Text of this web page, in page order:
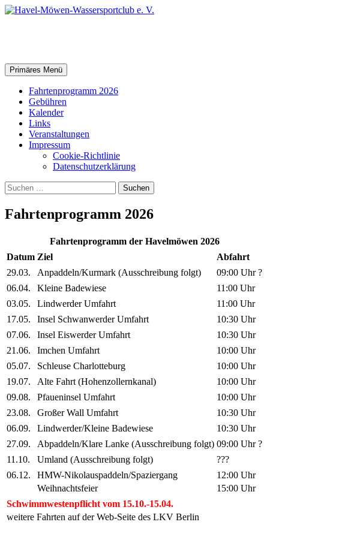
Zum
Suchen
Primäres Menü
Fahrtenprogramm 2026
Gebühren
Kalender
Links
Veranstaltungen
Impressum
Cookie-Richtlinie
Datenschutz­erklärung
Suchen
nach:
Fahrtenprogramm 2026
Fahrtenprogramm der Havelmöwen 2026
Datum Ziel
Abfahrt
29.03.
Anpaddeln/Kurmark (Ausschreibung folgt)
09:00 Uhr ?
06.04.
Kleine Badewiese
11:00 Uhr
03.05.
Lindwerder Umfahrt
11:00 Uhr
17.05.
Insel Schwanwerder Umfahrt
10:30 Uhr
07.06.
Insel Eiswerder Umfahrt
10:30 Uhr
21.06.
Imchen Umfahrt
10:00 Uhr
05.07.
Schleuse Charlotteburg
10:00 Uhr
19.07.
Alte Fahrt (Hohenzollernkanal)
10:00 Uhr
09.08.
Pfaueninsel Umfahrt
10:00 Uhr
23.08.
Großer Wall Umfahrt
10:30 Uhr
06.09.
Lindwerder/Kleine Badewiese
10:30 Uhr
27.09.
Abpaddeln/Klare Lanke (Ausschreibung folgt) 09:00 Uhr ?
11.10.
Umland (Ausschreibung folgt)
???
06.12.
HMW-Nikolauspaddeln/Spaziergang
12:00 Uhr
Weihnachtsfeier
15:00 Uhr
Schwimmwestenpflicht vom 15.10.-15.04.
weitere Fahrten auf der Web-Seite des LKV Berlin